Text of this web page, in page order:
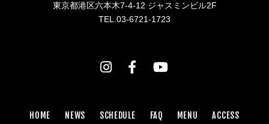
東京都港区六本木7-4-12 ジャスミンビル2F
TEL.03-6721-1723
HOME NEWS SCHEDULE FAQ MENU ACCESS